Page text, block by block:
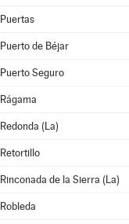
Puertas
Puerto de Béjar
Puerto Seguro
Rágama
Redonda (La)
Retortillo
Rinconada de la Sierra (La)
Robleda